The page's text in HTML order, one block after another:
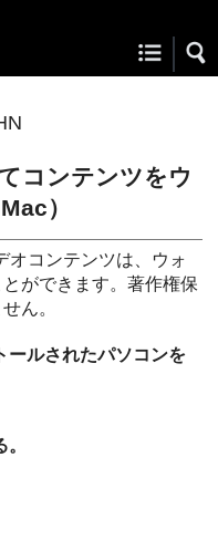
コンテンツをウ
）
オコンテンツは、ウォ
ができます。著作権保
ん。
ルされたパソコンを